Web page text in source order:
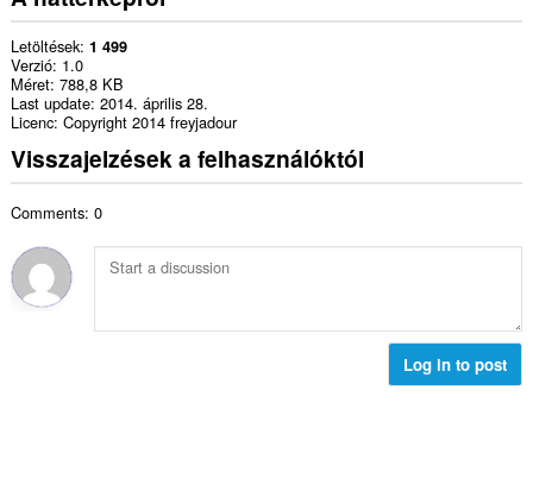
Letöltések 1 499
Verzió 1.0
Méret 788,8 KB
Last update 2014. április 28.
Licenc Copyright 2014 freyjadour
Visszajelzések a felhasználóktól
Comments: 0
Log in to post